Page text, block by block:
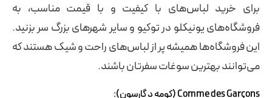
برای خرید لباس‌های با کیفیت و با قیمت مناسب، به
فروشگاه‌های یونیکلو در توکیو و سایر شهرهای بزرگ سر بزنید.
این فروشگاه‌ها همیشه پر از لباس‌های راحت و شیک هستند که
می‌توانند بهترین سوغات سفرتان باشند.
Comme des Garçons (کومه د گارسون):